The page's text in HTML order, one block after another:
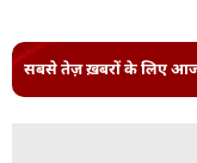
सबसे तेज़ ख़बरों के लिए